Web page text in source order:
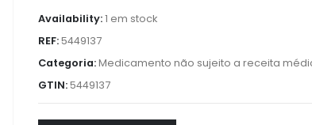
Availability:1 em stock
REF:5449137
Categoria:Medicamento não sujeito a receita
GTIN:5449137